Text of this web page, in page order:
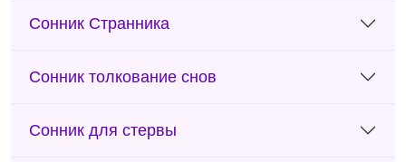
Сонник Странника
Сонник толкование снов
Сонник для стервы